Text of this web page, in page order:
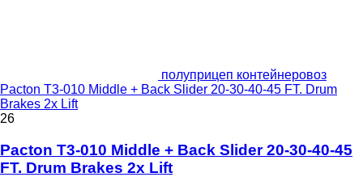
полуприцеп контейнеровоз
Pacton T3-010 Middle + Back Slider 20-30-40-45 FT. Drum
Brakes 2x Lift
26
Pacton T3-010 Middle + Back Slider 20-30-40-45
FT. Drum Brakes 2x Lift